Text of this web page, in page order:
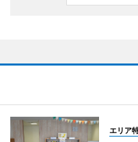
エリア